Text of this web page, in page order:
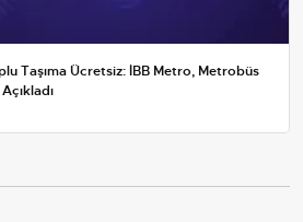
Taşıma Ücretsiz: İBB Metro, Metrobüs